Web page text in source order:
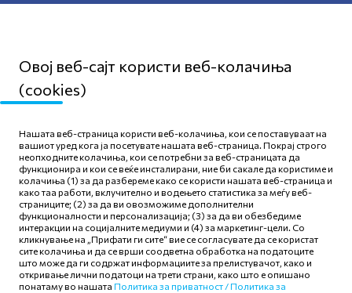
податоци
Политика за приватност
Правила и услови за
користење
Политика за колачиња
Следете нè
Овој веб-сајт користи веб-колачиња
(cookies)
Нашата веб-страница користи веб-колачиња, кои се поставуваат на
вашиот уред кога ја посетувате нашата веб-страница. Покрај строго
неопходните колачиња, кои се потребни за веб-страницата да
функционира и кои се веќе инсталирани, ние би сакале да користиме и
колачиња (1) за да разбереме како се користи нашата веб-страница и
како таа работи, вклучително и водењето статистика за меѓу веб-
страниците; (2) за да ви овозможиме дополнителни
функционалности и персонализација; (3) за да ви обезбедиме
интеракции на социјалните медиуми и (4) за маркетинг-цели. Со
кликнување на „Прифати ги сите“ вие се согласувате да се користат
сите колачиња и да се врши соодветна обработка на податоците
што може да ги содржат информациите за прелистувачот, како и
откривање лични податоци на трети страни, како што е опишано
понатаму во нашата Политика за приватност /Политика за